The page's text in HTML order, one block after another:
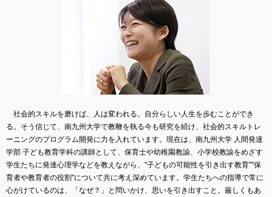
社会的スキルを磨けば、人は変われる。自分らしい人生を歩むことができ
る。そう信じて、南九州大学で教鞭を執る今も研究を続け、社会的スキルトレ
ーニングのプログラム開発に力を入れています。現在は、南九州大学 人間発達
学部 子ども教育学科の講師として、保育士や幼稚園教諭、小学校教諭をめざす
学生たちに発達心理学などを教えながら、"子どもの可能性を引き出す教育""保
育者や教育者の役割"について共に考え深めています。学生たちへの指導で常に
心がけているのは、「なぜ？」と問いかけ、思いを引き出すこと。厳しくもあ